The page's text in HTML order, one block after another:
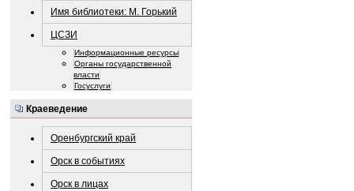
Имя библиотеки: М. Горький
ЦСЗИ
Информационные ресурсы
Органы государственной
власти
Госуслуги
Краеведение
Оренбургский край
Орск в событиях
Орск в лицах